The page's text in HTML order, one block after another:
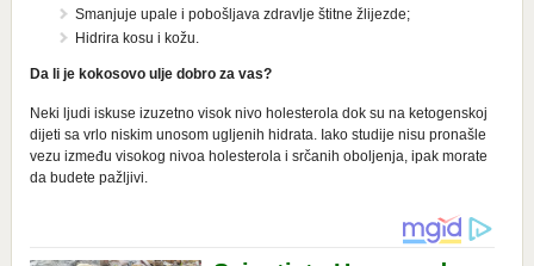
Smanjuje upale i pobošljava zdravlje štitne žlijezde;
Hidrira kosu i kožu.
Da li je kokosovo ulje dobro za vas?
Neki ljudi iskuse izuzetno visok nivo holesterola dok su na ketogenskoj
dijeti sa vrlo niskim unosom ugljenih hidrata. Iako studije nisu pronašle
vezu između visokog nivoa holesterola i srčanih oboljenja, ipak morate
da budete pažljivi.